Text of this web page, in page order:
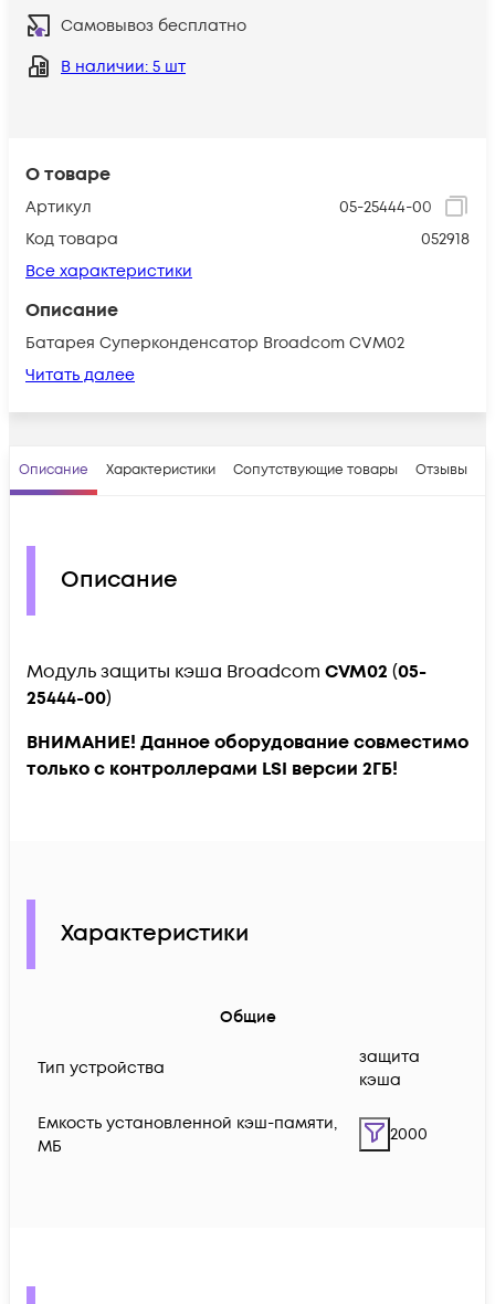
О товаре
Артикул
05-25444-00
Код товара
052918
Все характеристики
Описание
Батарея Суперконденсатор Broadcom CVM02
Читать далее
Самовывоз бесплатно
В наличии: 5 шт
Описание Характеристики Сопутствующие товары Отзывы
Описание
Модуль защиты кэша Broadcom CVM02 (05-
25444-00)
ВНИМАНИЕ! Данное оборудование совместимо
только с контроллерами LSI версии 2ГБ!
Характеристики
Общие
Тип устройства
защита
кэша
Емкость установленной кэш-памяти,
МБ
2000